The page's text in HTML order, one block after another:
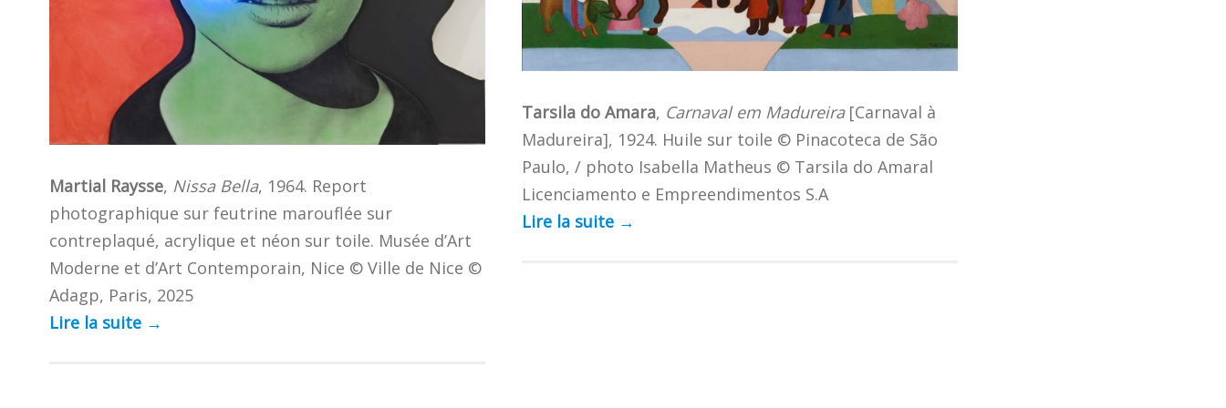
Martial Raysse, Nissa Bella, 1964. Report
photographique sur feutrine marouflée sur
contreplaqué, acrylique et néon sur toile. Musée d’Art
Moderne et d’Art Contemporain, Nice © Ville de Nice ©
Adagp, Paris, 2025
Lire la suite →
Tarsila do Amara, Carnaval em Madureira [Carnaval à
Madureira], 1924. Huile sur toile © Pinacoteca de São
Paulo, / photo Isabella Matheus © Tarsila do Amaral
Licenciamento e Empreendimentos S.A
Lire la suite →